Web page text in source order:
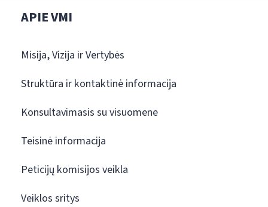
APIE VMI
Misija, Vizija ir Vertybės
Struktūra ir kontaktinė informacija
Konsultavimasis su visuomene
Teisinė informacija
Peticijų komisijos veikla
Veiklos sritys